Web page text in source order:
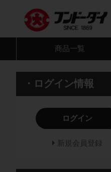
商品一覧
・ログイン情報
ログイン
新規会員登録